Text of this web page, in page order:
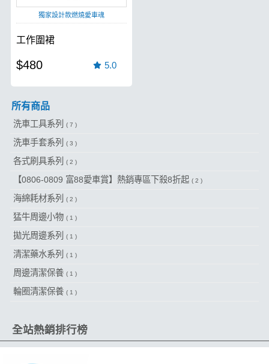
獨家設計款燃燒愛車魂
工作圍裙
$480 5.0
所有商品
洗車工具系列 ( 7 )
洗車手套系列 ( 3 )
各式刷具系列 ( 2 )
【0806-0809 富88愛車賞】熱銷專區下殺8折起 ( 2 )
海綿耗材系列 ( 2 )
猛牛周邊小物 ( 1 )
拋光周邊系列 ( 1 )
清潔藥水系列 ( 1 )
周邊清潔保養 ( 1 )
輪圈清潔保養 ( 1 )
全站熱銷排行榜